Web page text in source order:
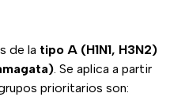
de la tipo A (H1N1, H3N2)
. Se aplica a partir
prioritarios son: